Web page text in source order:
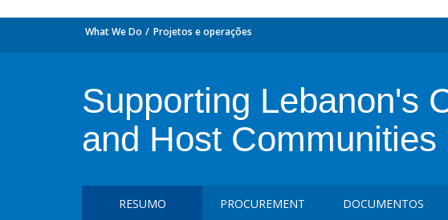
What We Do Projetos e operações
Supporting Lebanon's
and Host Communities
RESUMO PROCUREMENT DOCUMENTOS